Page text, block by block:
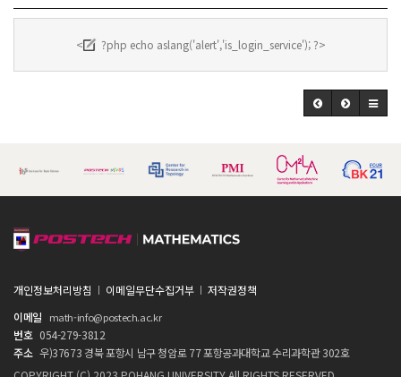
< ?php echo aslang('alert','is_login_service'); ?>
개인정보처리방침 이메일무단수집거부
저작권정책
이메일
math-info@postech.ac.kr
번호 054-279-3812
주소 우)37673 경북 포항시 남구 청암로 77 포항공과대학교 수리과학관 302호